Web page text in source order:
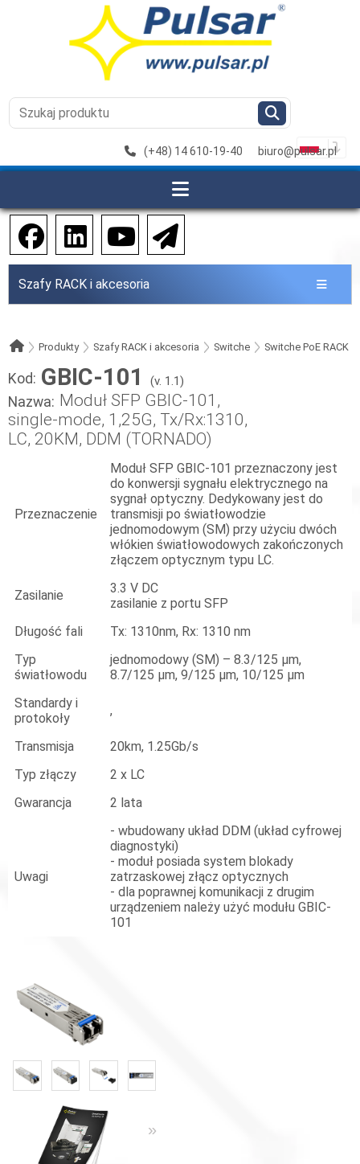
(+48) 14 610-19-40 biuro@pulsar.pl
Szafy RACK i akcesoria
Produkty Szafy RACK i akcesoria Switche Switche PoE RACK
Kod: GBIC-101 (v. 1.1)
Nazwa: Moduł SFP GBIC-101,
single-mode, 1,25G, Tx/Rx:1310,
LC, 20KM, DDM (TORNADO)
Przeznaczenie
Moduł SFP GBIC-101 przeznaczony jest
do konwersji sygnału elektrycznego na
sygnał optyczny. Dedykowany jest do
transmisji po światłowodzie
jednomodowym (SM) przy użyciu dwóch
włókien światłowodowych zakończonych
złączem optycznym typu LC.
Zasilanie
3.3 V DC
zasilanie z portu SFP
Długość fali
Tx: 1310nm, Rx: 1310 nm
Typ
światłowodu
jednomodowy (SM) – 8.3/125 μm,
8.7/125 μm, 9/125 μm, 10/125 μm
Standardy i
protokoły
,
Transmisja
20km, 1.25Gb/s
Typ złączy
2 x LC
Gwarancja
2 lata
Uwagi
- wbudowany układ DDM (układ cyfrowej
diagnostyki)
- moduł posiada system blokady
zatrzaskowej złącz optycznych
- dla poprawnej komunikacji z drugim
urządzeniem należy użyć modułu GBIC-
101
»